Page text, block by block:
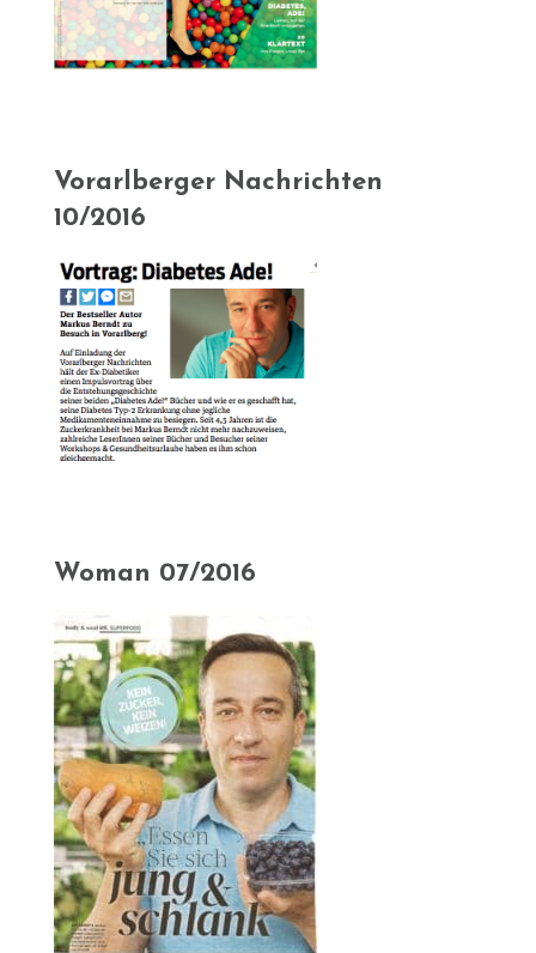
Vorarlberger Nachrichten
10/2016
Woman 07/2016